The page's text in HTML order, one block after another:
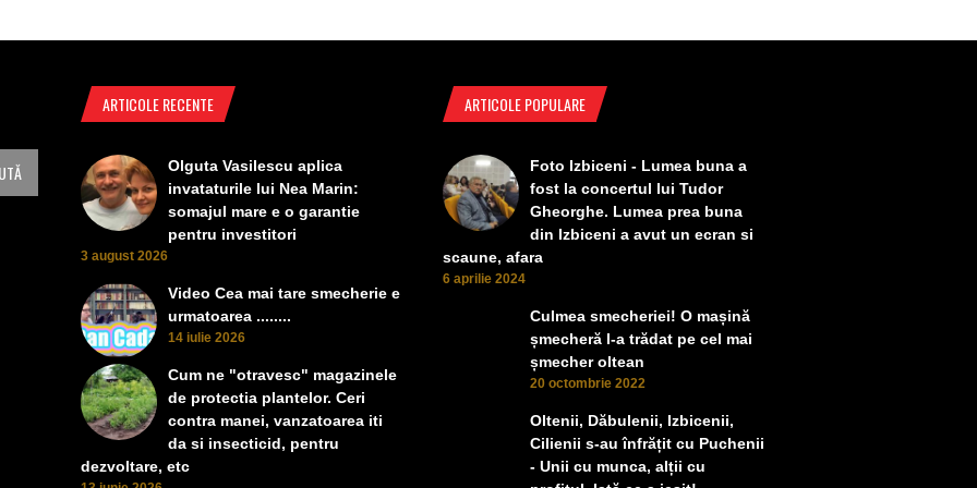
ARTICOLE RECENTE
Olguta Vasilescu aplica
invataturile lui Nea Marin:
somajul mare e o garantie
pentru investitori
3 august 2026
Video Cea mai tare smecherie e
urmatoarea ........
14 iulie 2026
Cum ne "otravesc" magazinele
de protectia plantelor. Ceri
contra manei, vanzatoarea iti
da si insecticid, pentru
dezvoltare, etc
ARTICOLE POPULARE
Foto Izbiceni - Lumea buna a
fost la concertul lui Tudor
Gheorghe. Lumea prea buna
din Izbiceni a avut un ecran si
scaune, afara
6 aprilie 2024
Culmea smecheriei! O mașină
șmecheră l-a trădat pe cel mai
șmecher oltean
20 octombrie 2022
Oltenii, Dăbulenii, Izbicenii,
Cilienii s-au înfrățit cu Puchenii
- Unii cu munca, alții cu